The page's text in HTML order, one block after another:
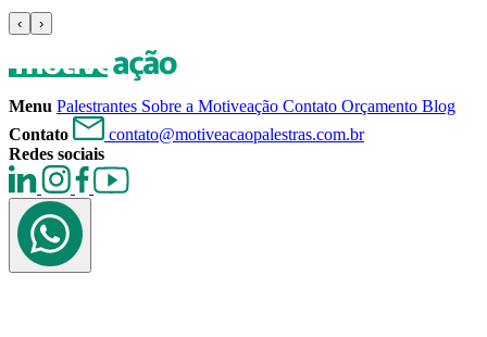
‹ ›
Menu Palestrantes Sobre a Motiveação Contato Orçamento Blog
Contato
contato@motiveacaopalestras.com.br
Redes sociais